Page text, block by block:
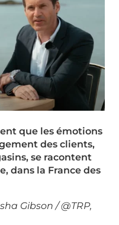
que les émotions
des clients,
se racontent
dans la France des
Gibson / @TRP,